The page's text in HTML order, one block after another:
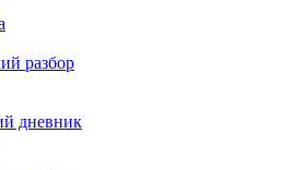
разбор
дневник